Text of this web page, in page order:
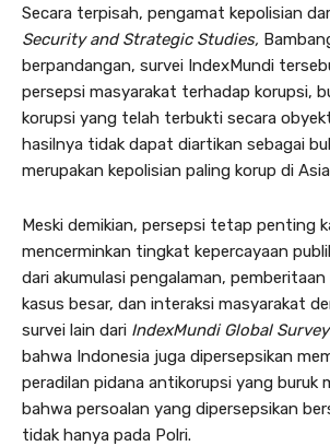
Secara terpisah, pengamat kepolisian
Security and Strategic Studies,
berpandangan, survei IndexMundi
persepsi masyarakat terhadap korupsi,
korupsi yang telah terbukti secara
hasilnya tidak dapat diartikan sebagai
merupakan kepolisian paling korup di
Meski demikian, persepsi tetap penting
mencerminkan tingkat kepercayaan
dari akumulasi pengalaman,
kasus besar, dan interaksi masyarakat
survei lain dari IndexMundi Global
bahwa Indonesia juga dipersepsikan
peradilan pidana antikorupsi yang buruk
bahwa persoalan yang dipersepsikan
tidak hanya pada Polri.